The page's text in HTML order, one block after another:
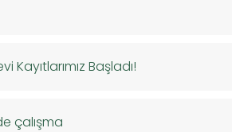
Kayıtlarımız Başladı!
çalışma